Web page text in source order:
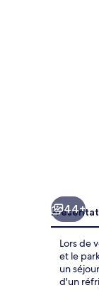
44+
Lors de
et le
un
d'un